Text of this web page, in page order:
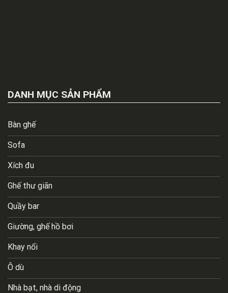
DANH MỤC SẢN PHẨM
Bàn ghế
Sofa
Xích đu
Ghế thư giãn
Quầy bar
Giường, ghế hồ bơi
Khay nổi
Ô dù
Nhà bạt, nhà di động